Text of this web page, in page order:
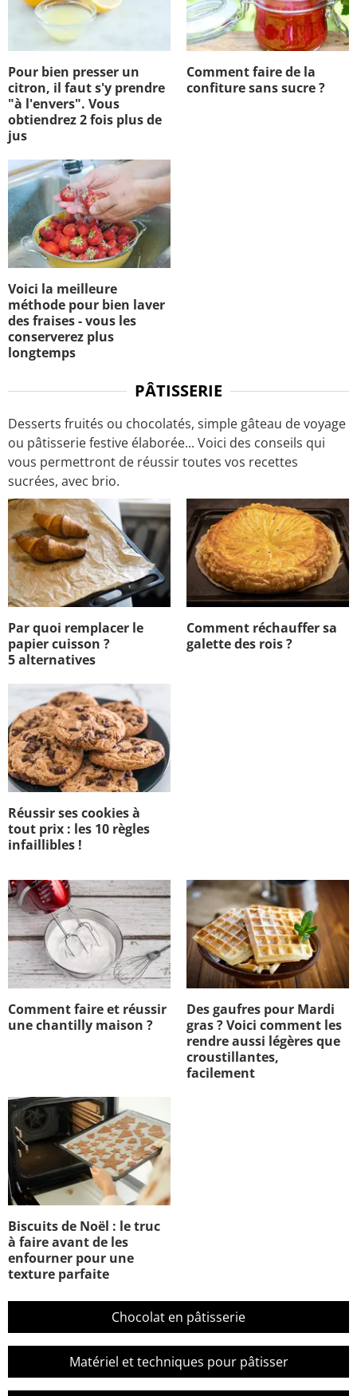
Pour bien presser un
citron, il faut s'y prendre
"à l'envers". Vous
obtiendrez 2 fois plus de
jus
Comment faire de la
confiture sans sucre ?
Voici la meilleure
méthode pour bien laver
des fraises - vous les
conserverez plus
longtemps
PÂTISSERIE
Desserts fruités ou chocolatés, simple gâteau de voyage
ou pâtisserie festive élaborée... Voici des conseils qui
vous permettront de réussir toutes vos recettes
sucrées, avec brio.
Par quoi remplacer le
papier cuisson ?
5 alternatives
Comment réchauffer sa
galette des rois ?
Réussir ses cookies à
tout prix : les 10 règles
infaillibles !
Comment faire et réussir
une chantilly maison ?
Des gaufres pour Mardi
gras ? Voici comment les
rendre aussi légères que
croustillantes,
facilement
Biscuits de Noël : le truc
à faire avant de les
enfourner pour une
texture parfaite
Chocolat en pâtisserie
Matériel et techniques pour pâtisser